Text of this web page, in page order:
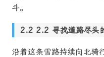
斗。
2.2 寻找道路尽头
沿着这条雪路持续向北骑